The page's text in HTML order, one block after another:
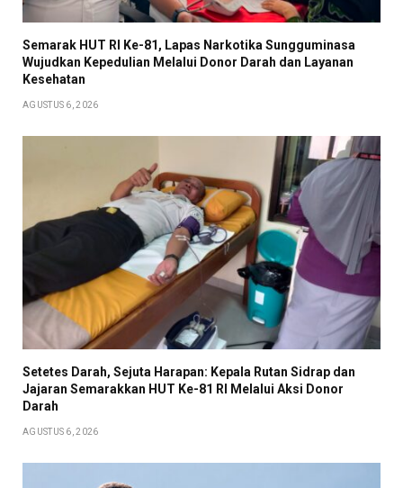
Semarak HUT RI Ke-81, Lapas Narkotika Sungguminasa
Wujudkan Kepedulian Melalui Donor Darah dan Layanan
Kesehatan
AGUSTUS 6, 2026
Setetes Darah, Sejuta Harapan: Kepala Rutan Sidrap dan
Jajaran Semarakkan HUT Ke-81 RI Melalui Aksi Donor
Darah
AGUSTUS 6, 2026